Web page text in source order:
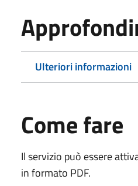
Ulteriori informazioni
Come fare
Il servizio può essere
in formato PDF.